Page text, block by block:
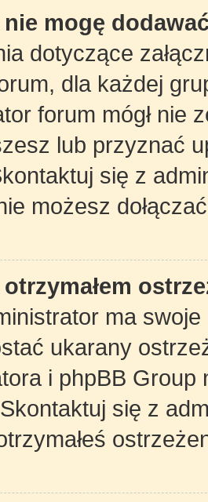
mogę
dotyczące
dla każdej
forum mógł nie
lub przyznać
się z
możesz
ma swoje
ukarany
i phpBB
się z